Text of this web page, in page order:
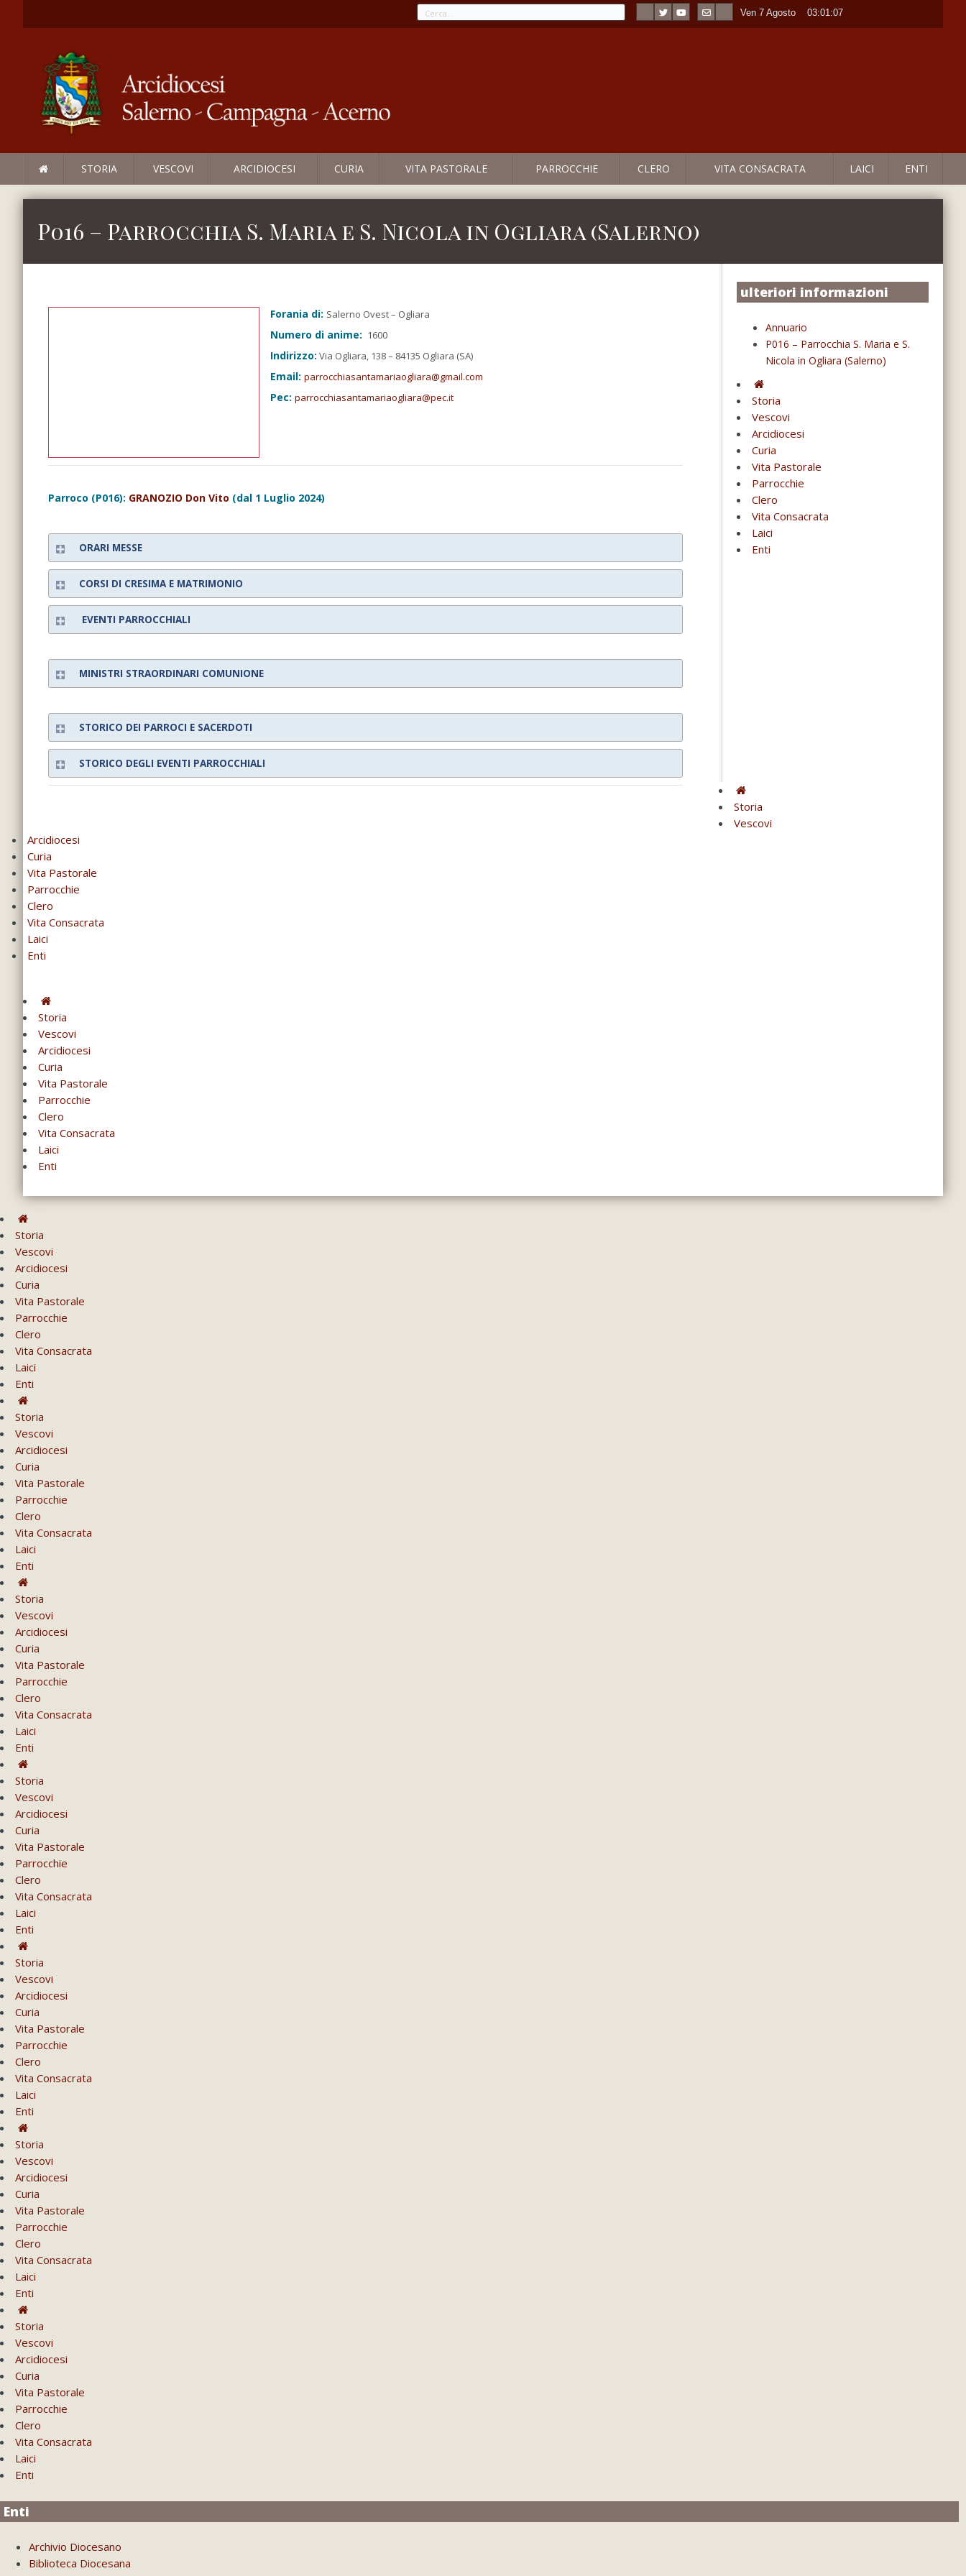
Ven 7 Agosto ----03:01:08
STORIA VESCOVI ARCIDIOCESI CURIA VITA PASTORALE PARROCCHIE CLERO VITA CONSACRATA LAICI ENTI
P016 – Parrocchia S. Maria e S. Nicola in Ogliara (Salerno)
Forania di: Salerno Ovest – Ogliara
Numero di anime: 1600
Indirizzo: Via Ogliara, 138 – 84135 Ogliara (SA)
Email:parrocchiasantamariaogliara@gmail.com
Pec:parrocchiasantamariaogliara@pec.it
Parroco (P016): GRANOZIO Don Vito (dal 1 Luglio 2024)
ORARI MESSE
CORSI DI CRESIMA E MATRIMONIO
EVENTI PARROCCHIALI
MINISTRI STRAORDINARI COMUNIONE
STORICO DEI PARROCI E SACERDOTI
STORICO DEGLI EVENTI PARROCCHIALI
ulteriori informazioni
Annuario
P016 – Parrocchia S. Maria e S.
Nicola in Ogliara (Salerno)
Storia
Vescovi
Arcidiocesi
Curia
Vita Pastorale
Parrocchie
Clero
Vita Consacrata
Laici
Enti
Storia
Vescovi
Arcidiocesi
Curia
Vita Pastorale
Parrocchie
Clero
Vita Consacrata
Laici
Enti
Storia
Vescovi
Arcidiocesi
Curia
Vita Pastorale
Parrocchie
Clero
Vita Consacrata
Laici
Enti
Storia
Vescovi
Arcidiocesi
Curia
Vita Pastorale
Parrocchie
Clero
Vita Consacrata
Laici
Enti
Storia
Vescovi
Arcidiocesi
Curia
Vita Pastorale
Parrocchie
Clero
Vita Consacrata
Laici
Enti
Storia
Vescovi
Arcidiocesi
Curia
Vita Pastorale
Parrocchie
Clero
Vita Consacrata
Laici
Enti
Storia
Vescovi
Arcidiocesi
Curia
Vita Pastorale
Parrocchie
Clero
Vita Consacrata
Laici
Enti
Storia
Vescovi
Arcidiocesi
Curia
Vita Pastorale
Parrocchie
Clero
Vita Consacrata
Laici
Enti
Storia
Vescovi
Arcidiocesi
Curia
Vita Pastorale
Parrocchie
Clero
Vita Consacrata
Laici
Enti
Storia
Vescovi
Arcidiocesi
Curia
Vita Pastorale
Parrocchie
Clero
Vita Consacrata
Laici
Enti
Enti
Archivio Diocesano
Biblioteca Diocesana